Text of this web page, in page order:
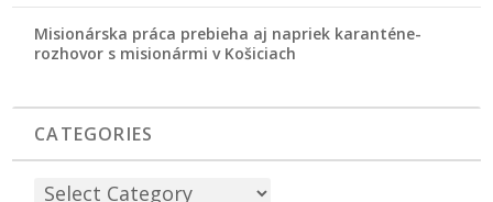
Misionárska práca prebieha aj napriek karanténe-
rozhovor s misionármi v Košiciach
CATEGORIES